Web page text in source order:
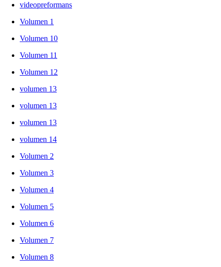
videopreformans
Volumen 1
Volumen 10
Volumen 11
Volumen 12
volumen 13
volumen 13
volumen 13
volumen 14
Volumen 2
Volumen 3
Volumen 4
Volumen 5
Volumen 6
Volumen 7
Volumen 8